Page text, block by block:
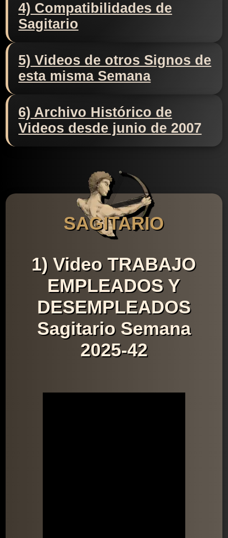
4) Compatibilidades de
Sagitario
5) Videos de otros Signos de
esta misma Semana
6) Archivo Histórico de
Videos desde junio de 2007
SAGITARIO
1) Video TRABAJO
EMPLEADOS Y
DESEMPLEADOS
Sagitario Semana
2025-42